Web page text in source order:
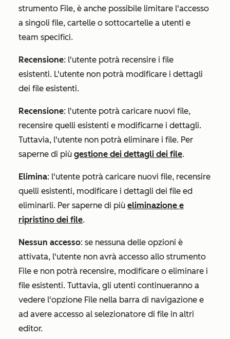
strumento File, è anche possibile limitare l'accesso
a singoli file, cartelle o sottocartelle a utenti e
team specifici.
Recensione: l'utente potrà recensire i file
esistenti. L'utente non potrà modificare i dettagli
dei file esistenti.
Recensione: l'utente potrà caricare nuovi file,
recensire quelli esistenti e modificarne i dettagli.
Tuttavia, l'utente non potrà eliminare i file. Per
saperne di più gestione dei dettagli dei file.
Elimina: l'utente potrà caricare nuovi file, recensire
quelli esistenti, modificare i dettagli dei file ed
eliminarli. Per saperne di più eliminazione e
ripristino dei file.
Nessun accesso: se nessuna delle opzioni è
attivata, l'utente non avrà accesso allo strumento
File e non potrà recensire, modificare o eliminare i
file esistenti. Tuttavia, gli utenti continueranno a
vedere l'opzione File nella barra di navigazione e
ad avere accesso al selezionatore di file in altri
editor.